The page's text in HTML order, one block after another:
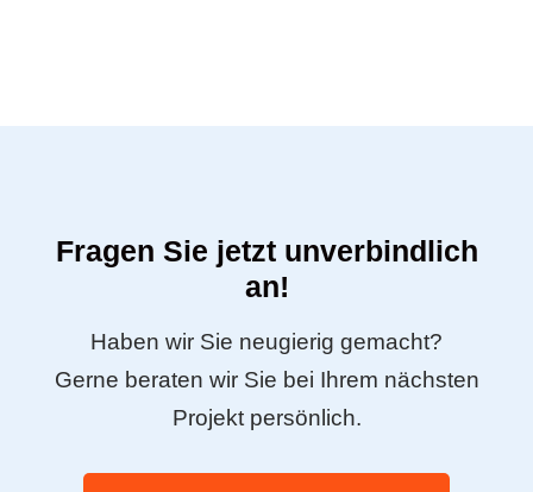
Fragen Sie jetzt unverbindlich
an!
Haben wir Sie neugierig gemacht?
Gerne beraten wir Sie bei Ihrem nächsten
Projekt persönlich.